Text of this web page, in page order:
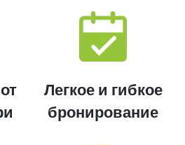
Легкое и гибкое
бронирование